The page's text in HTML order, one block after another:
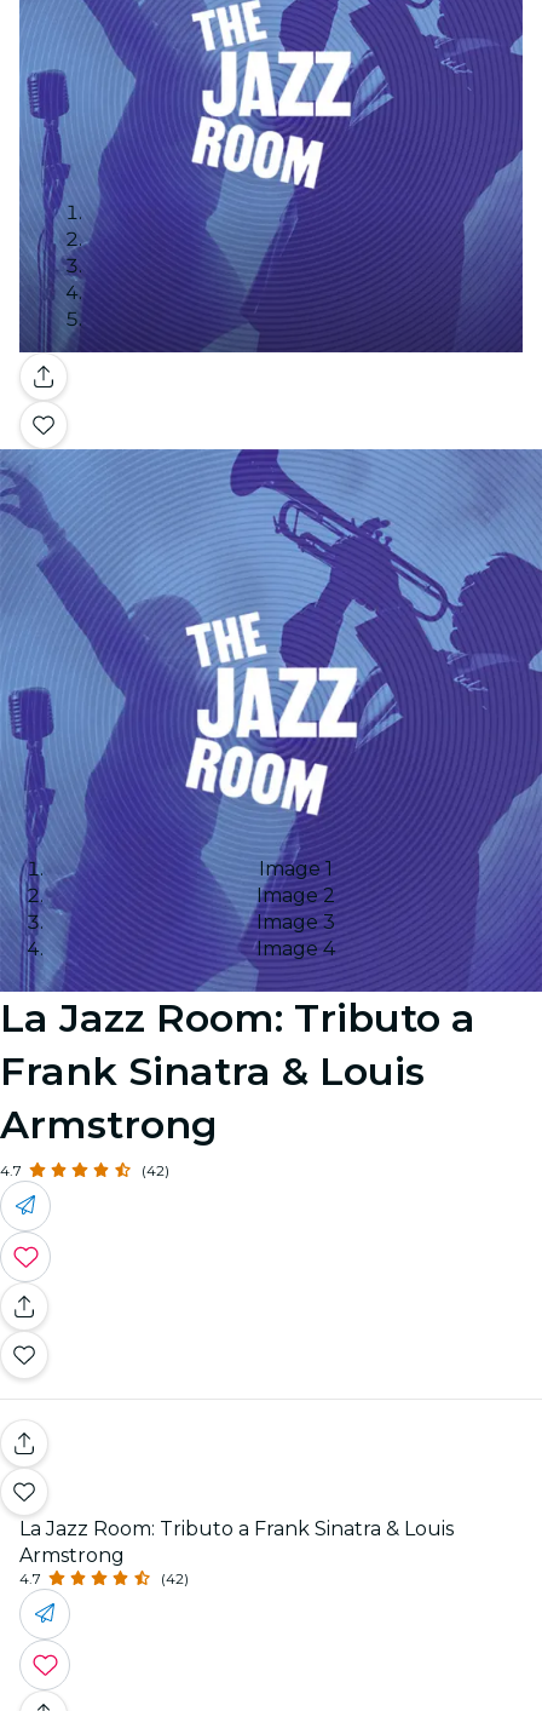
Galería
Image 1
Image 2
Image 3
Image 4
La Jazz Room: Tributo a
Frank Sinatra & Louis
Armstrong
4.7 (42)
La Jazz Room: Tributo a Frank Sinatra & Louis
Armstrong
4.7 (42)